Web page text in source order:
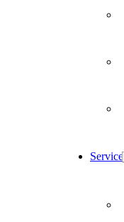
Service